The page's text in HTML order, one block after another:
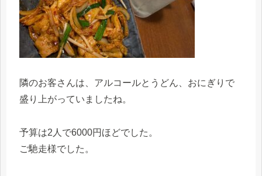
隣のお客さんは、アルコールとうどん、おにぎりで
盛り上がっていましたね。
予算は2人で6000円ほどでした。
ご馳走様でした。